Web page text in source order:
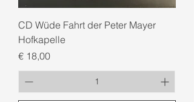
CD Wüde Fahrt der Peter Mayer
Hofkapelle
Preis
€ 18,00